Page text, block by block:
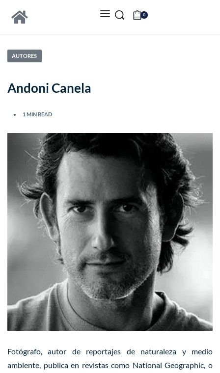
0
AUTORES
Andoni Canela
1 MIN READ
Fotógrafo, autor de reportajes de naturaleza y medio
ambiente, publica en revistas como National Geographic , o